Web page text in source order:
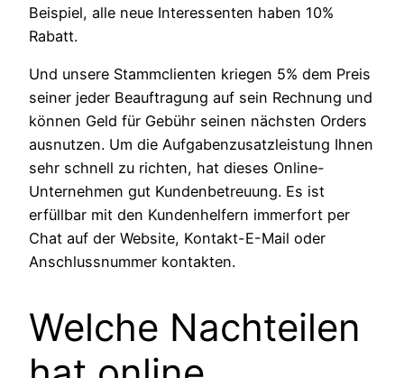
Beispiel, alle neue Interessenten haben 10%
Rabatt.
Und unsere Stammclienten kriegen 5% dem Preis
seiner jeder Beauftragung auf sein Rechnung und
können Geld für Gebühr seinen nächsten Orders
ausnutzen. Um die Aufgabenzusatzleistung Ihnen
sehr schnell zu richten, hat dieses Online-
Unternehmen gut Kundenbetreuung. Es ist
erfüllbar mit den Kundenhelfern immerfort per
Chat auf der Website, Kontakt-E-Mail oder
Anschlussnummer kontakten.
Welche Nachteilen